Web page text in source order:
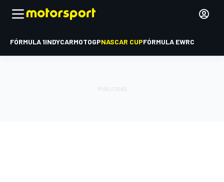
FÓRMULA 1INDYCARMOTOGPNASCAR CUPFÓRMULA EWRC